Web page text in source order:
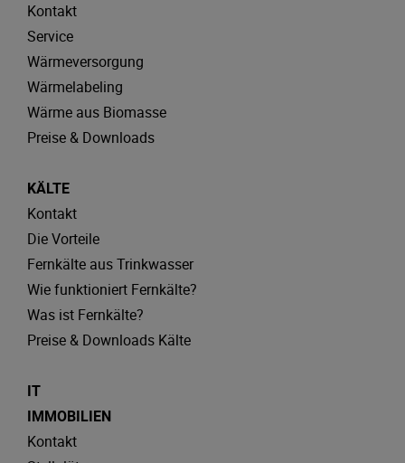
Kontakt
Service
Wärmeversorgung
Wärmelabeling
Wärme aus Biomasse
Preise & Downloads
KÄLTE
Kontakt
Die Vorteile
Fernkälte aus Trinkwasser
Wie funktioniert Fernkälte?
Was ist Fernkälte?
Preise & Downloads Kälte
IT
IMMOBILIEN
Kontakt